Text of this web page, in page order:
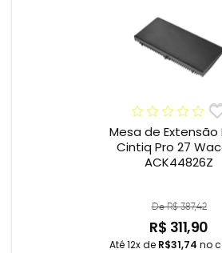
Mesa de Extensão
Cintiq Pro 27
ACK44826Z
De R$ 387,42
R$ 311,90
Até 12x de R$31,74 no